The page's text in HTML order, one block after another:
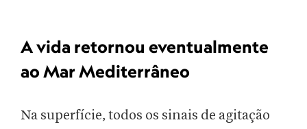
A vida retornou eventualmente
ao Mar Mediterrâneo
Na superfície, todos os sinais de agitação